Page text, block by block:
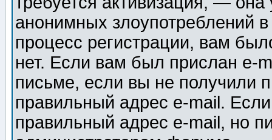
анонимных злоупотреблений
процесс регистрации, вам
нет. Если вам был прислан e-
письме, если вы не получили
правильный адрес e-mail.
правильный адрес e-mail, но